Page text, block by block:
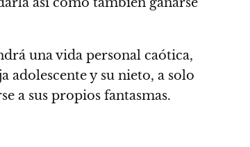
una vida personal caótica,
adolescente y su nieto, a solo
a sus propios fantasmas.